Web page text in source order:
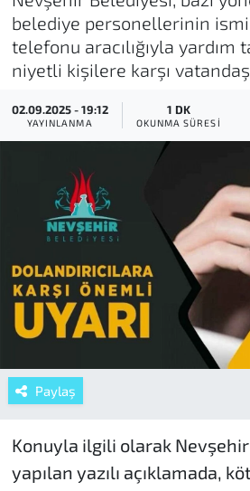
belediye personellerinin
telefonu aracılığıyla yardım
niyetli kişilere karşı
02.09.2025 - 19:12
YAYINLANMA
1 DK
OKUNMA SÜRESI
Paylaş
Konuyla ilgili olarak
yapılan yazılı açıklamada,
Tüm Manşetler
Son Dakika Haberleri
Haber Arşivi